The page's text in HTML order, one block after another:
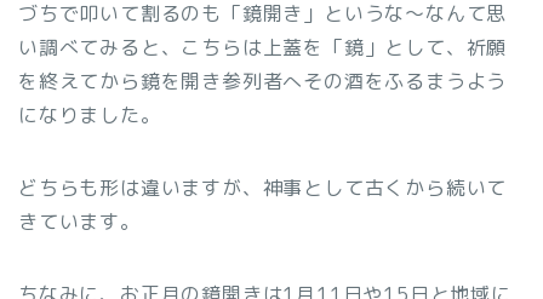
づちで叩いて割るのも「鏡開き」というな～なんて思
い調べてみると、こちらは上蓋を「鏡」として、祈願
を終えてから鏡を開き参列者へその酒をふるまうよう
になりました。
どちらも形は違いますが、神事として古くから続いて
きています。
ちなみに、お正月の鏡開きは1月11日や15日と地域に